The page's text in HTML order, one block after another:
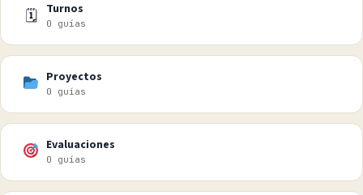
🗓 Turnos
0 guías
Proyectos
0 guías
Evaluaciones
0 guías